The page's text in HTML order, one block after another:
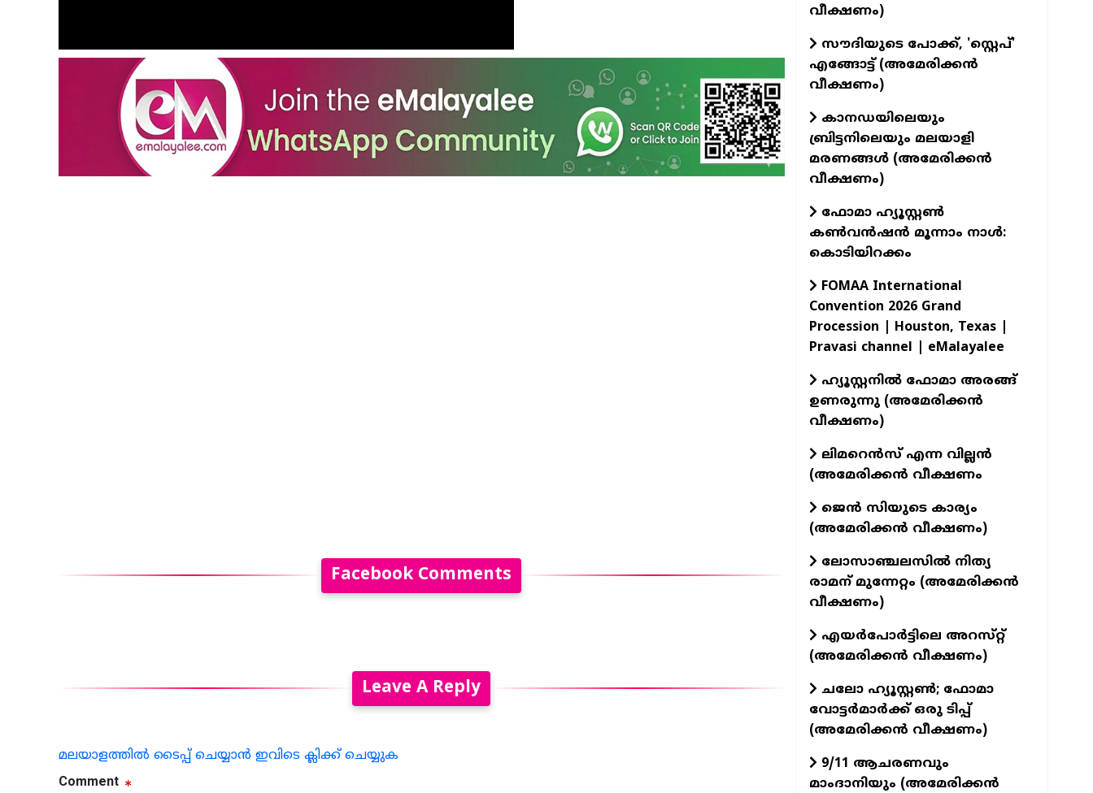
Facebook Comments
Leave A Reply
മലയാളത്തില്‍ ടൈപ്പ് ചെയ്യാന്‍ ഇവിടെ ക്ലിക്ക് ചെയ്യുക
Comment
വീക്ഷണം)
സൗദിയുടെ പോക്ക്, 'സ്റ്റെപ്'
എങ്ങോട്ട് (അമേരിക്കൻ
വീക്ഷണം)
കാനഡയിലെയും
ബ്രിട്ടനിലെയും മലയാളി
മരണങ്ങൾ (അമേരിക്കൻ
വീക്ഷണം)
ഫോമാ ഹ്യൂസ്റ്റൺ
കൺവൻഷൻ മൂന്നാം നാൾ:
കൊടിയിറക്കം
FOMAA International
Convention 2026 Grand
Procession | Houston, Texas |
Pravasi channel | eMalayalee
ഹ്യൂസ്റ്റനിൽ ഫോമാ അരങ്ങ്
ഉണരുന്നു (അമേരിക്കൻ
വീക്ഷണം)
ലിമറെൻസ് എന്ന വില്ലൻ
(അമേരിക്കൻ വീക്ഷണം
ജെൻ സിയുടെ കാര്യം
(അമേരിക്കൻ വീക്ഷണം)
ലോസാഞ്ചലസിൽ നിത്യ
രാമന് മുന്നേറ്റം (അമേരിക്കൻ
വീക്ഷണം)
എയർപോർട്ടിലെ അറസ്‌റ്റ്
(അമേരിക്കൻ വീക്ഷണം)
ചലോ ഹ്യൂസ്റ്റൺ; ഫോമാ
വോട്ടർമാർക്ക് ഒരു ടിപ്പ്
(അമേരിക്കൻ വീക്ഷണം)
9/11 ആചരണവും
മാംദാനിയും (അമേരിക്കൻ